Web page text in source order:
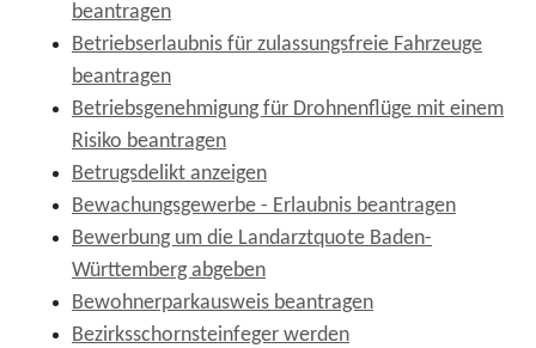
beantragen
Betriebserlaubnis für zulassungsfreie Fahrzeuge
beantragen
Betriebsgenehmigung für Drohnenflüge mit einem
Risiko beantragen
Betrugsdelikt anzeigen
Bewachungsgewerbe - Erlaubnis beantragen
Bewerbung um die Landarztquote Baden-
Württemberg abgeben
Bewohnerparkausweis beantragen
Bezirksschornsteinfeger werden